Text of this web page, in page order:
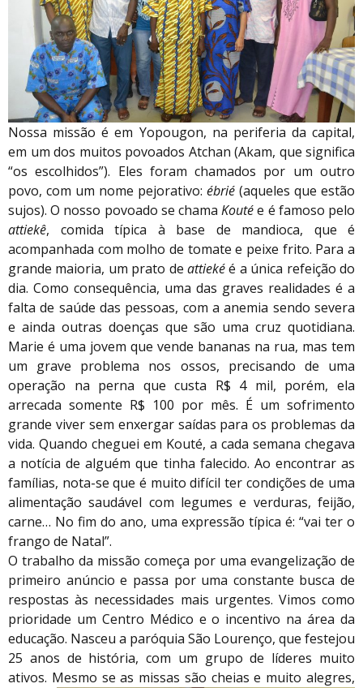
Nossa missão é em Yopougon, na periferia da capital,
em um dos muitos povoados Atchan (Akam, que significa
“os escolhidos”). Eles foram chamados por um outro
povo, com um nome pejorativo: ébrié (aqueles que estão
sujos). O nosso povoado se chamaKoutée é famoso pelo
attiekê, comida típica à base de mandioca, que é
acompanhada com molho de tomate e peixe frito. Para a
grande maioria, um prato de attiekéé a única refeição do
dia. Como consequência, uma das graves realidades é a
falta de saúde das pessoas, com a anemia sendo severa
e ainda outras doenças que são uma cruz quotidiana.
Marie é uma jovem que vende bananas na rua, mas tem
um grave problema nos ossos, precisando de uma
operação na perna que custa R$ 4 mil, porém, ela
arrecada somente R$ 100 por mês. É um sofrimento
grande viver sem enxergar saídas para os problemas da
vida. Quando cheguei em Kouté, a cada semana chegava
a notícia de alguém que tinha falecido. Ao encontrar as
famílias, nota-se que é muito difícil ter condições de uma
alimentação saudável com legumes e verduras, feijão,
carne… No fim do ano, uma expressão típica é: “vai ter o
frango de Natal”.
O trabalho da missão começa por uma evangelização de
primeiro anúncio e passa por uma constante busca de
respostas às necessidades mais urgentes. Vimos como
prioridade um Centro Médico e o incentivo na área da
educação. Nasceu a paróquia São Lourenço, que festejou
25 anos de história, com um grupo de líderes muito
ativos. Mesmo se as missas são cheias e muito alegres,